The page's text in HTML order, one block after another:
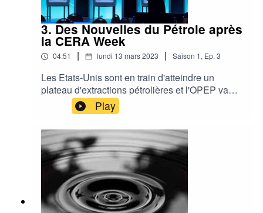
3. Des Nouvelles du Pétrole après
la CERA Week
04:51 | lundi 13 mars 2023 | Saison 1, Ep. 3
Les Etats-Unis sont en train d'atteindre un
plateau d'extractions pétrolières et l'OPEP va
redevenir le leader mondial pour passer de 30 à
50% des extractions mondiale.Quels seront les
prix du pétrole et quid de la Chine et des Etats-
Unis alors que l'Iran et l'Arabie Saoudite
penchent vers l'Asie pour délaisser l'Europe et
les Etats-Unis
Play